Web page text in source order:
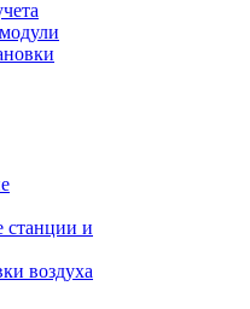
станции и
воздуха